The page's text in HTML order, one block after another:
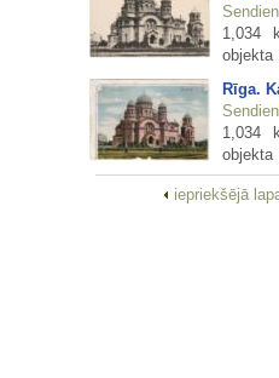
1,034
objekta
Rīga.
1,034
objekta
iepriekšējā